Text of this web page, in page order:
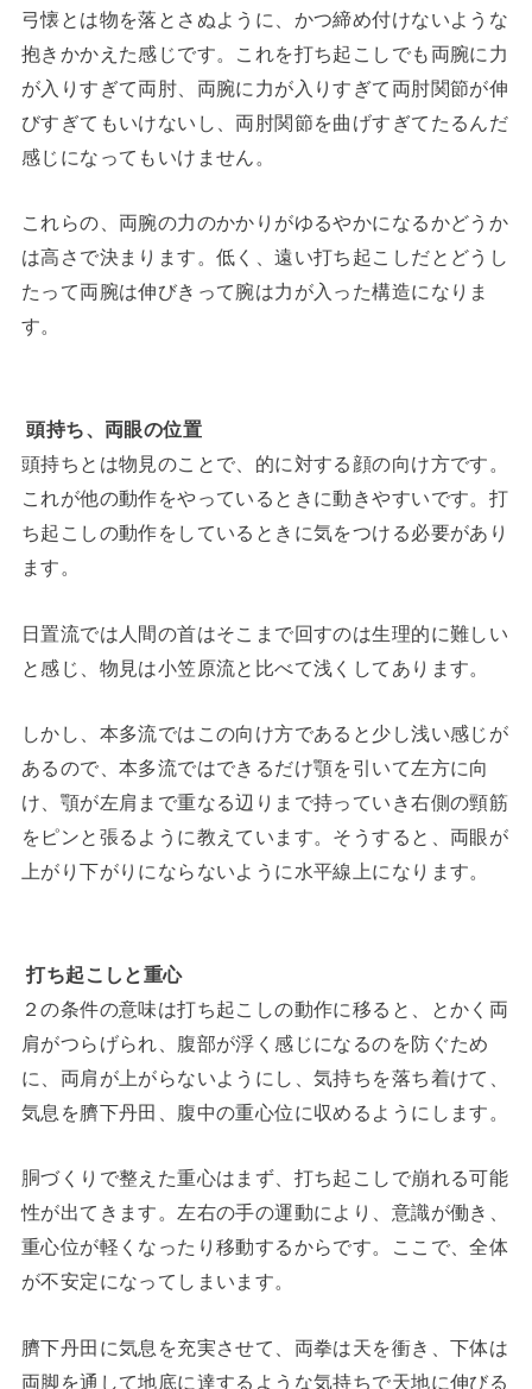
弓懐とは物を落とさぬように、かつ締め付けないような
抱きかかえた感じです。これを打ち起こしでも両腕に力
が入りすぎて両肘、両腕に力が入りすぎて両肘関節が伸
びすぎてもいけないし、両肘関節を曲げすぎてたるんだ
感じになってもいけません。
これらの、両腕の力のかかりがゆるやかになるかどうか
は高さで決まります。低く、遠い打ち起こしだとどうし
たって両腕は伸びきって腕は力が入った構造になりま
す。
頭持ち、両眼の位置
頭持ちとは物見のことで、的に対する顔の向け方です。
これが他の動作をやっているときに動きやすいです。打
ち起こしの動作をしているときに気をつける必要があり
ます。
日置流では人間の首はそこまで回すのは生理的に難しい
と感じ、物見は小笠原流と比べて浅くしてあります。
しかし、本多流ではこの向け方であると少し浅い感じが
あるので、本多流ではできるだけ顎を引いて左方に向
け、顎が左肩まで重なる辺りまで持っていき右側の頸筋
をピンと張るように教えています。そうすると、両眼が
上がり下がりにならないように水平線上になります。
打ち起こしと重心
２の条件の意味は打ち起こしの動作に移ると、とかく両
肩がつらげられ、腹部が浮く感じになるのを防ぐため
に、両肩が上がらないようにし、気持ちを落ち着けて、
気息を臍下丹田、腹中の重心位に収めるようにします。
胴づくりで整えた重心はまず、打ち起こしで崩れる可能
性が出てきます。左右の手の運動により、意識が働き、
重心位が軽くなったり移動するからです。ここで、全体
が不安定になってしまいます。
臍下丹田に気息を充実させて、両拳は天を衝き、下体は
両脚を通して地底に達するような気持ちで天地に伸びる